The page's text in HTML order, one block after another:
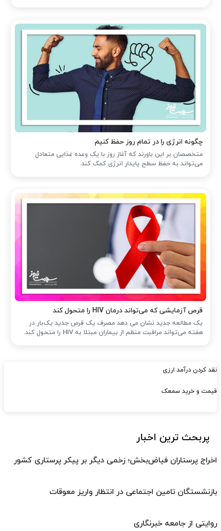
چگونه انرژی را در تمام روز حفظ کنیم
متخصصان بر این باورند که آغاز روز با یک وعده غذایی متعادل
می‌تواند به حفظ سطح پایدار انرژی کمک کند.
قرص آزمایشی که می‌تواند درمان HIV را متحول کند
یک مطالعه جدید نشان می دهد مصرف یک قرص جدید یک‌بار در
هفته می‌تواند مراقبت منظم از بیماران مبتلا به HIV را متحول کند.
نقد کردن درآمد ارزی
قیمت و خرید سمعک
پربحث ترین اخبار
اخراج پرستاران فیاض‌بخش؛ زخمی دیگر بر پیکر پرستاری کشور
بازنشستگان تامین اجتماعی در انتظار واریز معوقات
روایتی از جامعه خبرنگاری